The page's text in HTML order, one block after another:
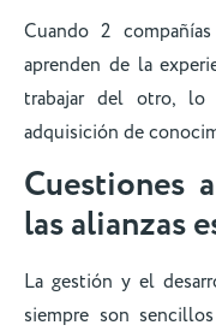
Cuando 2
aprenden de la
trabajar del otro,
adquisición de
Cuestiones
las alianzas
La gestión y el
siempre son